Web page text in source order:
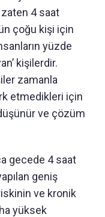
4 saat
çoğu kişi için
yüzde
kişilerdir.
zamanla
etmedikleri için
ve çözüm
gecede 4 saat
geniş
ve kronik
yüksek